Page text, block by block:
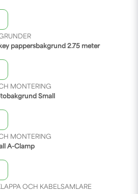
pappersbakgrund 2.75 meter
MONTERING
Small
MONTERING
A-Clamp
OCH KABELSAMLARE